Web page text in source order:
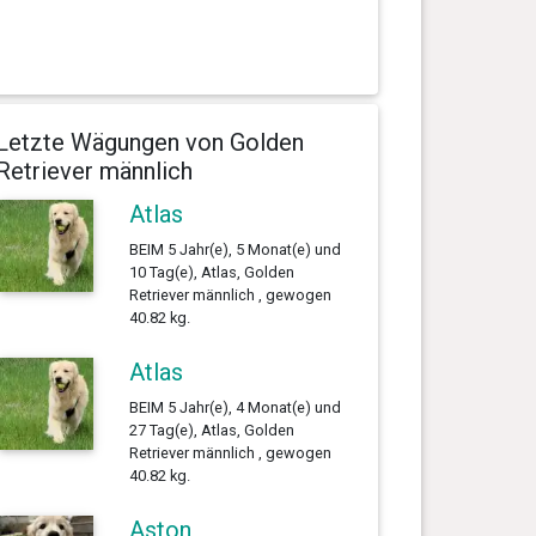
Wägungen von Golden
männlich
Atlas
BEIM 5 Jahr(e), 5 Monat(e) und
10 Tag(e), Atlas, Golden
Retriever männlich , gewogen
40.82 kg.
Atlas
BEIM 5 Jahr(e), 4 Monat(e) und
27 Tag(e), Atlas, Golden
Retriever männlich , gewogen
40.82 kg.
Aston